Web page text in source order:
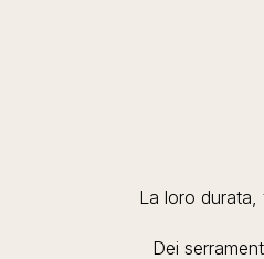
La loro durata,
Dei